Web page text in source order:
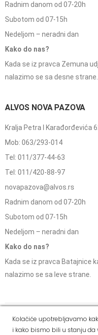
Radnim danom od 07-20h
Subotom od 07-15h
Nedeljom – neradni dan
Kako do nas?
Kada se iz pravca Zemuna
nalazimo se sa desne strane.
ALVOS NOVA PAZOVA
Kralja Petra I Karađorđevića
Mob: 063/293-014
Tel: 011/377-44-63
Tel: 011/420-88-97
novapazova@alvos.rs
Radnim danom od 07-20h
Subotom od 07-15h
Nedeljom – neradni dan
Kako do nas?
Kada se iz pravca Batajnice
nalazimo se sa leve strane.
Dostava i
Social
Kolačiće upotrebljavamo
i kako bismo bili u stanju